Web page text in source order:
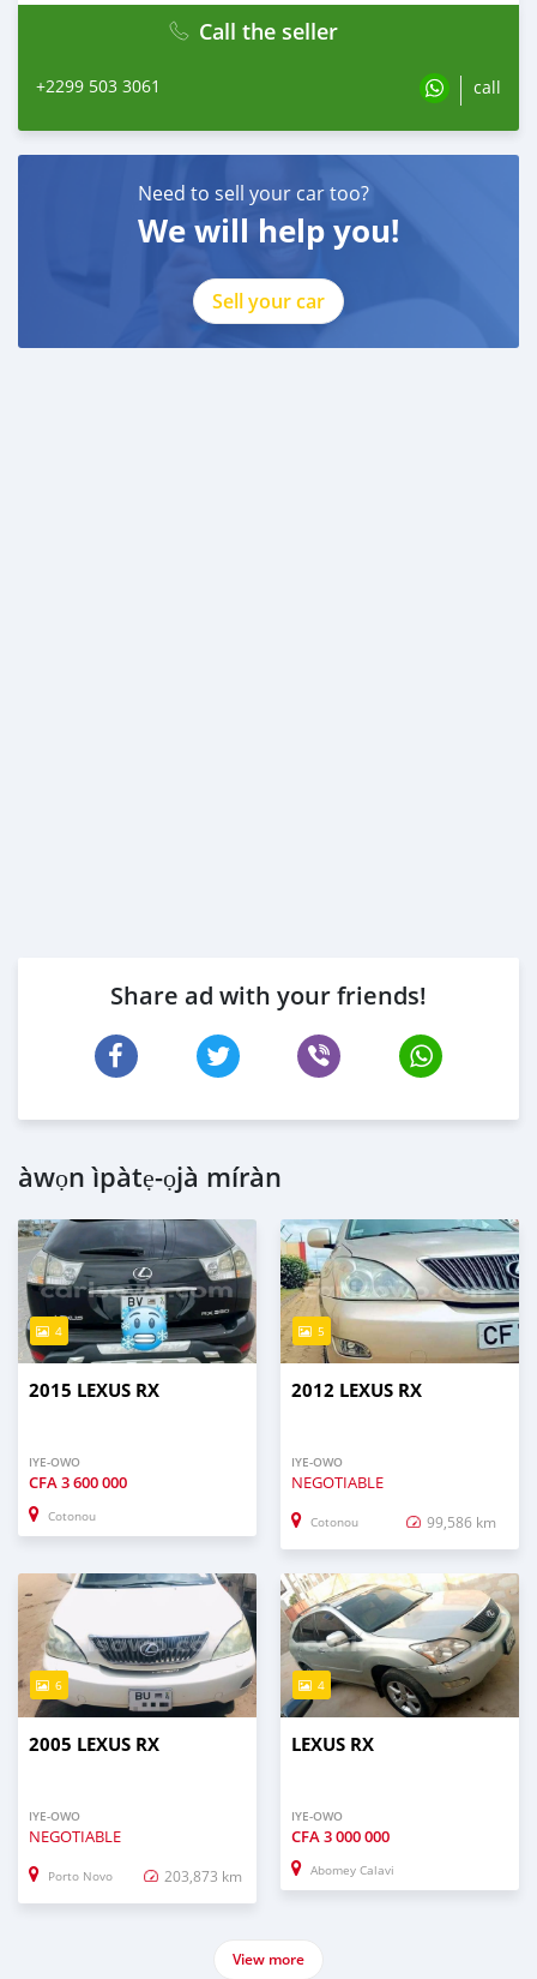
Call the seller
+2299 503 3061 call
Need to sell your car too?
We will help you!
Sell your car
Share ad with your friends!
àwọn ìpàtẹ-ọjà míràn
4
2015 LEXUS RX
IYE-OWO
CFA3 600 000
Cotonou
5
2012 LEXUS RX
IYE-OWO
NEGOTIABLE
Cotonou 99,586 km
6
2005 LEXUS RX
IYE-OWO
NEGOTIABLE
Porto Novo 203,873 km
4
LEXUS RX
IYE-OWO
CFA3 000 000
Abomey Calavi
View more